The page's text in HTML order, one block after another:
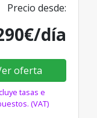
Precio desde:
día
oferta
tasas e
(VAT)